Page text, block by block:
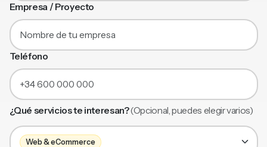
Empresa / Proyecto
Teléfono
¿Qué servicios te interesan?(Opcional, puedes elegir varios)
Web & eCommerce